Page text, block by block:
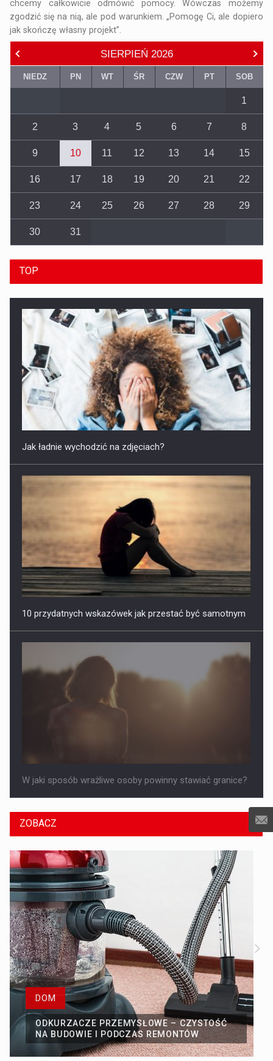
chcemy całkowicie odmówić pomocy. Wówczas możemy
zgodzić się na nią, ale pod warunkiem. „Pomogę Ci, ale dopiero
jak skończę własny projekt”.
SIERPIEŃ 2026
NIEDZ PN WT ŚR CZW PT SOB
1
2 3 4 5 6 7 8
9 10 11 12 13 14 15
16 17 18 19 20 21 22
23 24 25 26 27 28 29
30 31
TOP
Jak ładnie wychodzić na zdjęciach?
10 przydatnych wskazówek jak przestać być samotnym
W jaki sposób wrażliwe osoby powinny stawiać granice?
ZOBACZ
DOM
ODKURZACZE PRZEMYSŁOWE – CZYSTOŚĆ
NA BUDOWIE I PODCZAS REMONTÓW